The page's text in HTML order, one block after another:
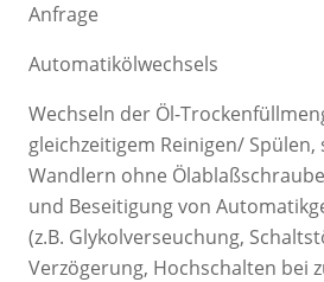
Anfrage
Automatikölwechsels
Wechseln der Öl-
gleichzeitigem Reinigen/ Spülen,
Wandlern ohne
und Beseitigung von
(z.B. Glykolverseuchung,
Verzögerung, Hochschalten bei